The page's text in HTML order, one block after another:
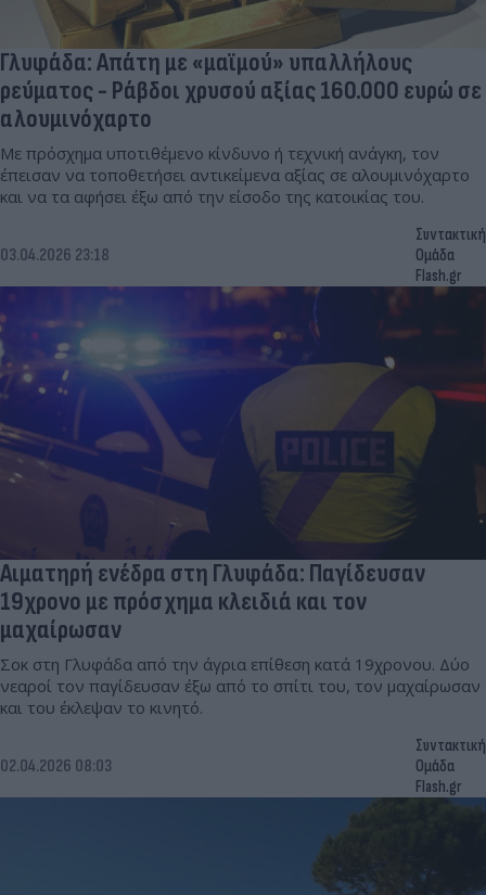
Γλυφάδα: Απάτη με «μαϊμού» υπαλλήλους
ρεύματος - Ράβδοι χρυσού αξίας 160.000 ευρώ σε
αλουμινόχαρτο
Με πρόσχημα υποτιθέμενο κίνδυνο ή τεχνική ανάγκη, τον
έπεισαν να τοποθετήσει αντικείμενα αξίας σε αλουμινόχαρτο
και να τα αφήσει έξω από την είσοδο της κατοικίας του.
03.04.2026 23:18
Συντακτική
Ομάδα
Flash.gr
Αιματηρή ενέδρα στη Γλυφάδα: Παγίδευσαν
19χρονο με πρόσχημα κλειδιά και τον
μαχαίρωσαν
Σοκ στη Γλυφάδα από την άγρια επίθεση κατά 19χρονου. Δύο
νεαροί τον παγίδευσαν έξω από το σπίτι του, τον μαχαίρωσαν
και του έκλεψαν το κινητό.
02.04.2026 08:03
Συντακτική
Ομάδα
Flash.gr